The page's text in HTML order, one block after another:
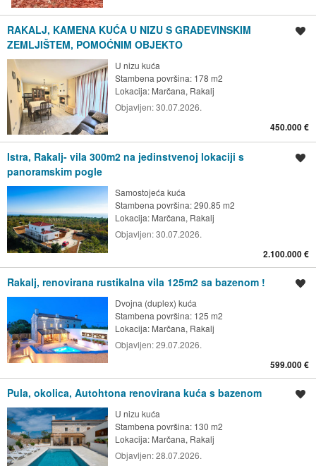
RAKALJ, KAMENA KUĆA U NIZU S GRAĐEVINSKIM
ZEMLJIŠTEM, POMOĆNIM OBJEKTO
U nizu kuća
Stambena površina: 178 m2
Lokacija: Marčana, Rakalj
Objavljen:30.07.2026.
450.000 €
Istra, Rakalj- vila 300m2 na jedinstvenoj lokaciji s
panoramskim pogle
Samostojeća kuća
Stambena površina: 290.85 m2
Lokacija: Marčana, Rakalj
Objavljen:30.07.2026.
2.100.000 €
Rakalj, renovirana rustikalna vila 125m2 sa bazenom !
Dvojna (duplex) kuća
Stambena površina: 125 m2
Lokacija: Marčana, Rakalj
Objavljen:29.07.2026.
599.000 €
Pula, okolica, Autohtona renovirana kuća s bazenom
U nizu kuća
Stambena površina: 130 m2
Lokacija: Marčana, Rakalj
Objavljen:28.07.2026.